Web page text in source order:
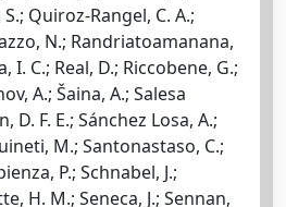
Quiroz-Rangel, C. A.;
N.; Randriatoamanana,
I. C.; Real, D.; Riccobene, G.;
A.; Šaina, A.; Salesa
D. F. E.; Sánchez Losa, A.;
M.; Santonastaso, C.;
P.; Schnabel, J.;
H. M.; Seneca, J.; Sennan,